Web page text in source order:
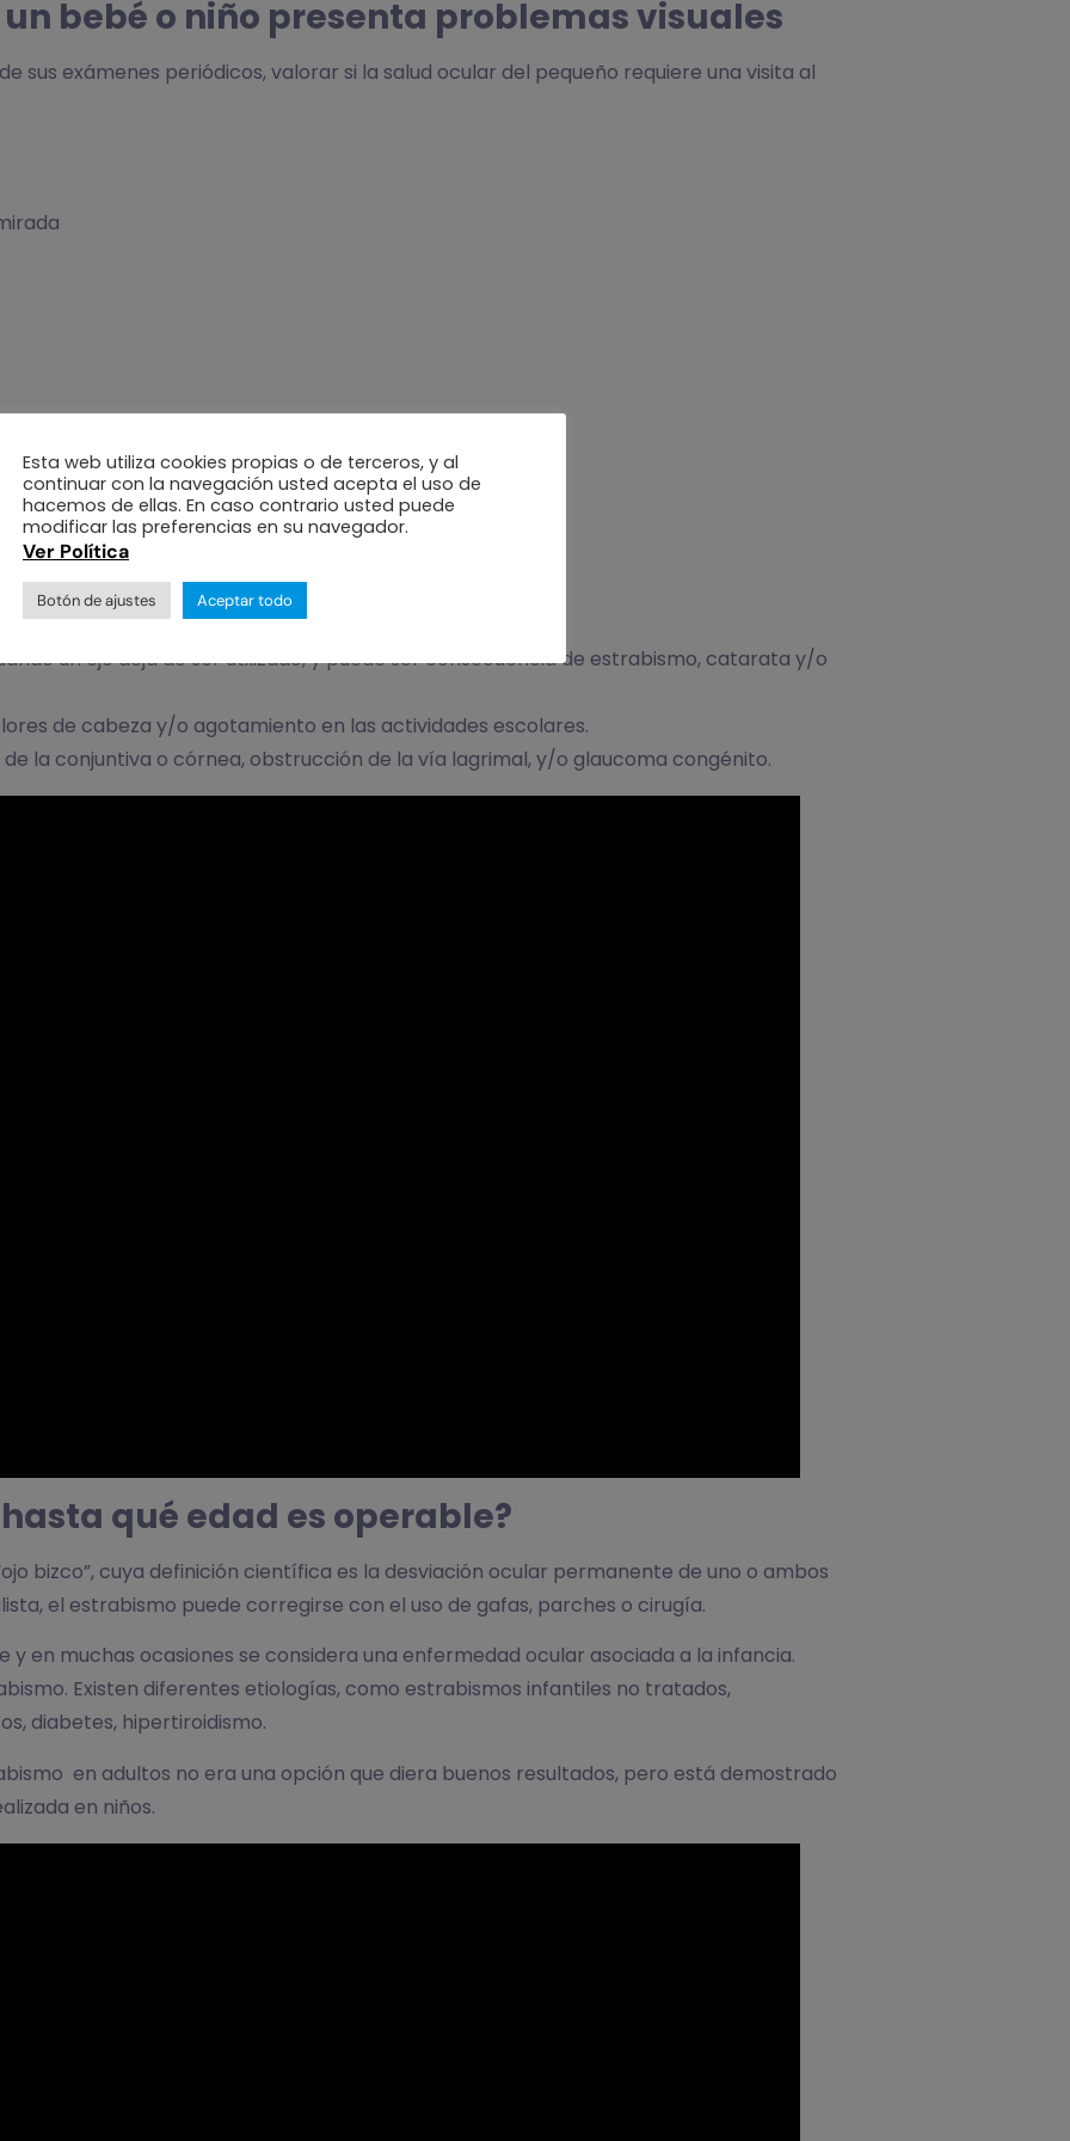
bebé o niño presenta problemas visuales
sus exámenes periódicos, valorar si la salud ocular del pequeño requiere una visita al
ocular.
un ojo deja de ser utilizado, y puede ser consecuencia de estrabismo, catarata y/o
de cabeza y/o agotamiento en las actividades escolares.
la conjuntiva o córnea, obstrucción de la vía lagrimal, y/o glaucoma congénito.
qué edad es operable?
bizco”, cuya definición científica es la desviación ocular permanente de uno o ambos
el estrabismo puede corregirse con el uso de gafas, parches o cirugía.
en muchas ocasiones se considera una enfermedad ocular asociada a la infancia.
Existen diferentes etiologías, como estrabismos infantiles no tratados,
diabetes, hipertiroidismo.
en adultos no era una opción que diera buenos resultados, pero está demostrado
en niños.
Esta web utiliza cookies propias o de terceros, y al
continuar con la navegación usted acepta el uso de
hacemos de ellas. En caso contrario usted puede
modificar las preferencias en su navegador.
Ver Política
Botón de ajustes Aceptar todo